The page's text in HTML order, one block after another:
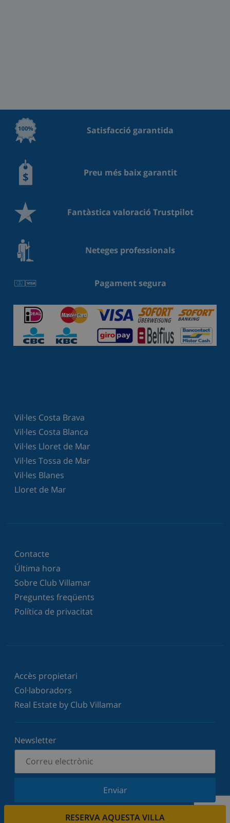
RESERVA AQUESTA VILLA
Satisfacció garantida
Preu més baix garantit
Fantàstica valoració Trustpilot
Neteges professionals
Pagament segura
Vil·les Costa Brava
Vil·les Costa Blanca
Vil·les Lloret de Mar
Vil·les Tossa de Mar
Vil·les Blanes
Lloret de Mar
Contacte
Última hora
Sobre Club Villamar
Preguntes freqüents
Política de privacitat
Accès propietari
Col·laboradors
Real Estate by Club Villamar
Newsletter
Enviar
Subscriu-vos al nostre butlletí i estigues informat